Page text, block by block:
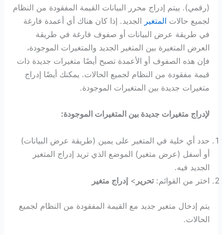
(رقمي). ييتم إدراج محرر البيانات القيمة المفقودة من النظام
لجميع حالات المتغير الجديد. إذا كان هناك أي أعمدة فارغة
في طريقة عرض البيانات أو صفوف فارغة في طريقة
العرض المتغيرة بين المتغير الجديد والمتغيرات الموجودة،
فإن هذه الصفوف أو الأعمدة تصبح أيضًا متغيرات جديدة ذات
قيمة مفقودة من النظام لجميع الحالات. يمكنك أيضًا إدراج
متغيرات جديدة بين المتغيرات الموجودة.
لإدراج متغيرات جديدة بين المتغيرات الموجودة:
حدد أي خلية في المتغير على يمين (طريقة عرض البيانات)
أو أسفل (عرض متغير) الموضع الذي تريد إدراج المتغير
الجديد فيه.
اختر من القوائم:تحرير >إدراج متغير
يتم إدخال متغير جديد مع القيمة المفقودة من النظام لجميع
الحالات.